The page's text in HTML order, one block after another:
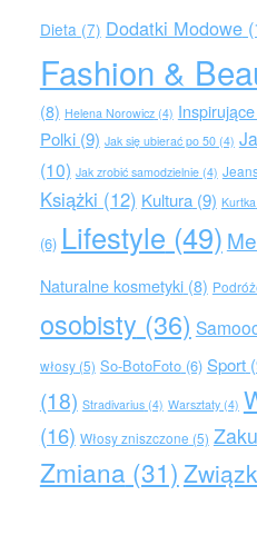
Dieta(7) Dodatki Modowe
Fashion &
(8) Helena Norowicz(4)
Polki(9) Jak się ubierać po 50(4)
(10) Jak zrobić samodzielnie(4)
Książki (12) Kultura(9) Kurtka
(6) Lifestyle (49)
Naturalne kosmetyki(8)
osobisty (36)
włosy(5) So-BotoFoto(6) Sport
(18) Stradivarius(4) Warsztaty(4)
(16) Włosy zniszczone (5)
Zmiana (31)